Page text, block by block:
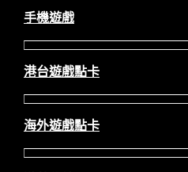
手機遊戲
港台遊戲點卡
海外遊戲點卡